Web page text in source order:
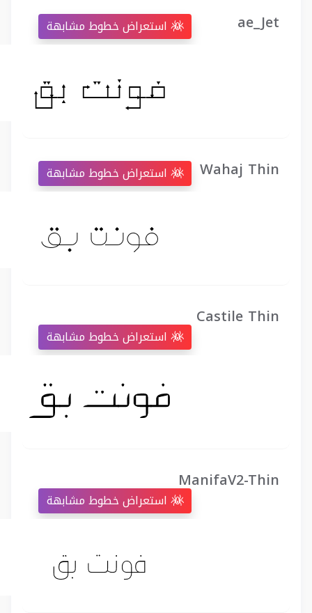
ae_Jet
Wahaj Thin
Castile Thin
ManifaV2-Thin